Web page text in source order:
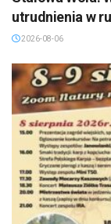
utrudnienia w
2026-08-06